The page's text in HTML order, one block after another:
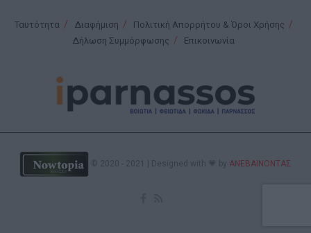
Ταυτότητα Διαφήμιση
Πολιτική Απορρήτου & Όροι Χρήσης
Δήλωση Συμμόρφωσης
Επικοινωνία
© 2020 - 2021 | Designed with 💗 by ΑΝΕΒΑΙΝΟΝΤΑΣ